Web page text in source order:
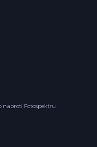
naproti Fotospektru